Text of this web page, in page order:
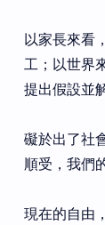
以家長來看
工；以世界
提出假設並
礙於出了社
順受，我們
現在的自由